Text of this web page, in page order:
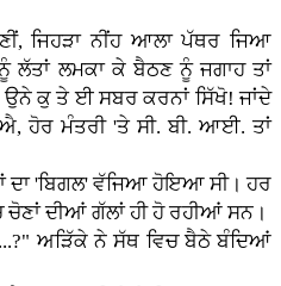
ਜਿਹੜਾ ਨੀਂਹ ਆਲਾ ਪੱਥਰ ਜਿਆ
ਲੱਤਾਂ ਲਮਕਾ ਕੇ ਬੈਠਣ ਨੂੰ ਜਗਾਹ ਤਾਂ
ਉਨੇ ਕੁ ਤੇ ਈ ਸਬਰ ਕਰਨਾਂ ਸਿੱਖੋ! ਜਾਂਦੇ
ਹੋਰ ਮੰਤਰੀ 'ਤੇ ਸੀ. ਬੀ. ਆਈ. ਤਾਂ
ਦਾ 'ਬਿਗਲ' ਵੱਜਿਆ ਹੋਇਆ ਸੀ। ਹਰ
ਦੀਆਂ ਗੱਲਾਂ ਹੀ ਹੋ ਰਹੀਆਂ ਸਨ।
ਅੜਿੱਕੇ ਨੇ ਸੱਥ ਵਿਚ ਬੈਠੇ ਬੰਦਿਆਂ